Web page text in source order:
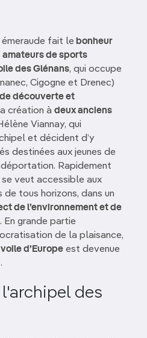
émeraude fait le bonheur
amateurs de sports
des Glénans, qui occupe
Cigogne et Drenec)
découverte et
création à deux anciens
Viannay, qui
et décident d’y
destinées aux jeunes de
Rapidement
veut accessible aux
de tous horizons, dans un
de l’environnement et de
. En grande partie
de la plaisance,
d’Europe est devenue
des